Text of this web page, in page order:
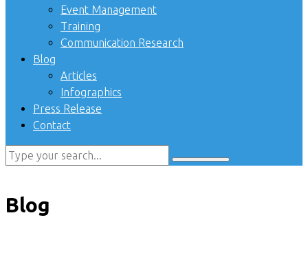
Event Management
Training
Communication Research
Blog
Articles
Infographics
Press Release
Contact
Blog